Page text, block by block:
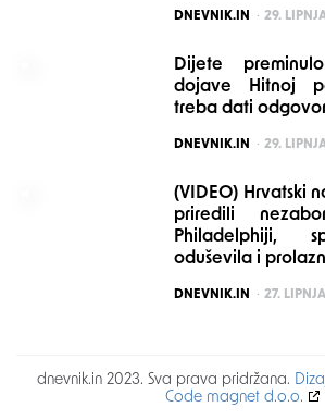
POSTED
DNEVNIK.IN 29.
Dijete
dojave Hitnoj
treba dati
POSTED
DNEVNIK.IN 29.
(VIDEO) Hrvatski
priredili
Philadelphiji,
oduševila i
POSTED
DNEVNIK.IN 27.
dnevnik.in 2023. Sva prava pridržana.
Code magnet d.o.o.